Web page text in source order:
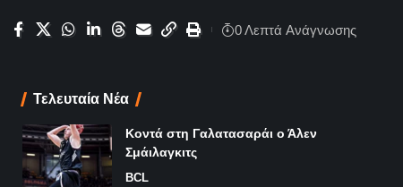
0 Λεπτά Aνάγνωσης
Τελευταία Νέα
Κοντά στη Γαλατασαράι ο Άλεν
Σμάιλαγκιτς
BCL